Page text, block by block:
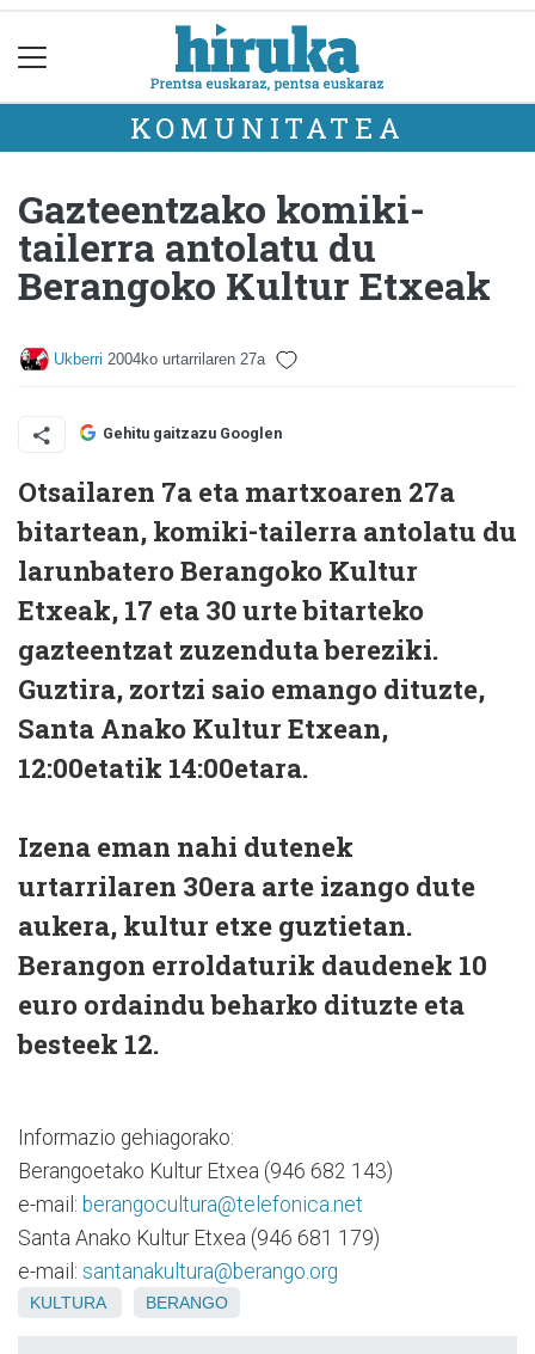
KOMUNITATEA
Gazteentzako komiki-
tailerra antolatu du
Berangoko Kultur Etxeak
Ukberri 2004ko urtarrilaren 27a
Gehitu gaitzazu Googlen
Otsailaren 7a eta martxoaren 27a
bitartean, komiki-tailerra antolatu du
larunbatero Berangoko Kultur
Etxeak, 17 eta 30 urte bitarteko
gazteentzat zuzenduta bereziki.
Guztira, zortzi saio emango dituzte,
Santa Anako Kultur Etxean,
12:00etatik 14:00etara.
Izena eman nahi dutenek
urtarrilaren 30era arte izango dute
aukera, kultur etxe guztietan.
Berangon erroldaturik daudenek 10
euro ordaindu beharko dituzte eta
besteek 12.
Informazio gehiagorako:
Berangoetako Kultur Etxea (946 682 143)
e-mail: berangocultura@telefonica.net
Santa Anako Kultur Etxea (946 681 179)
e-mail: santanakultura@berango.org
KULTURA BERANGO